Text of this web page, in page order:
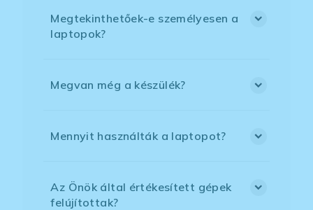
Megtekinthetőek-e személyesen a
laptopok?
Megvan még a készülék?
Mennyit használták a laptopot?
Az Önök által értékesített gépek
felújítottak?